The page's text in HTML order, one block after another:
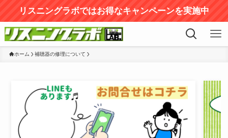
リスニングラボではお得なキャンペーンを実施中
ホーム 補聴器の修理について